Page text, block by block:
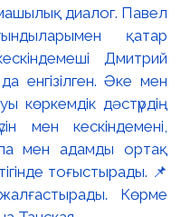
диалог. Павел
қатар
Дмитрий
енгізілген. Әке мен
көркемдік дәстүрдің
мен кескіндемені,
мен адамды ортақ
тоғыстырады. 📌
Көрме